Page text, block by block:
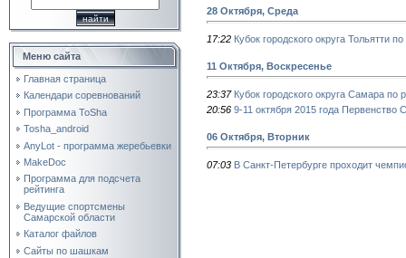
Меню сайта
Главная страница
Календари соревнований
Программа ToSha
Tosha_android
AnyLot - программа жеребьевки
MakeDoc
Программа для подсчета
рейтинга
Ведущие спортсмены
Самарской области
Каталог файлов
Сайты по шашкам
28 Октября, Среда
17:22 Кубок городского округа Тольятти
11 Октября, Воскресенье
23:37 Кубок городского округа Самара
20:56 9-11 октября 2015 года Первенство
06 Октября, Вторник
07:03 В Санкт-Петербурге проходит